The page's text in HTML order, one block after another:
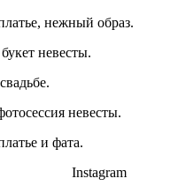
Instagram